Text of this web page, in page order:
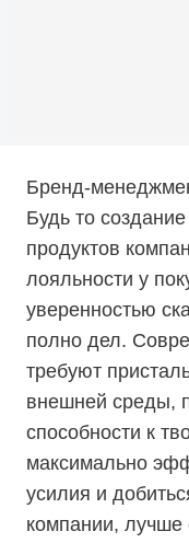
Бренд-
Будь то
продуктов
лояльности у
уверенностью
полно дел.
требуют
внешней среды,
способности к
максимально
усилия и
компании, лучше